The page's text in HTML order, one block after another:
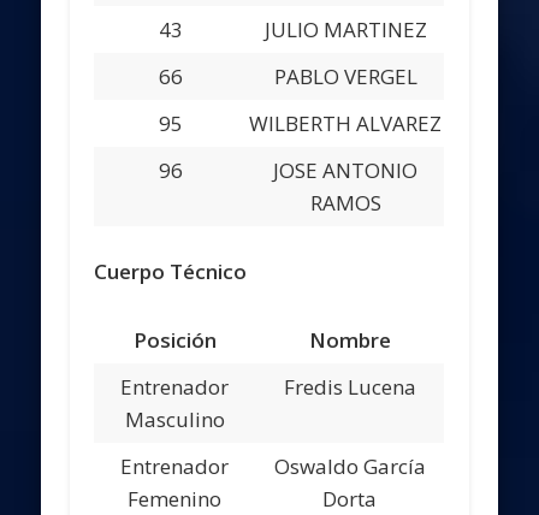
43
JULIO MARTINEZ
66
PABLO VERGEL
95
WILBERTH ALVAREZ
96
JOSE ANTONIO
RAMOS
Cuerpo Técnico
Posición
Nombre
Entrenador
Masculino
Fredis Lucena
Entrenador
Femenino
Oswaldo García
Dorta